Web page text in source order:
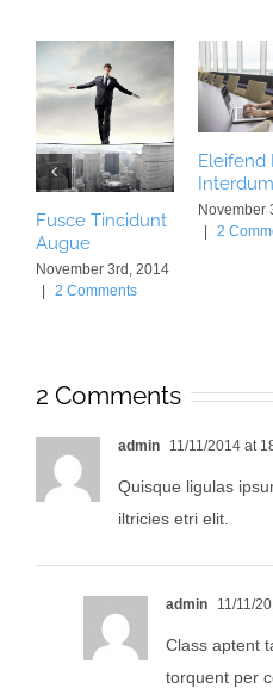
Fusce Tincidunt
Augue
November 3rd, 2014
2 Comments
Eleifend
Interdum
November
2
2 Comments
admin 11/11/2014 at
Quisque ligulas
iltricies etri elit.
admin 11/11/
Class aptent
torquent per